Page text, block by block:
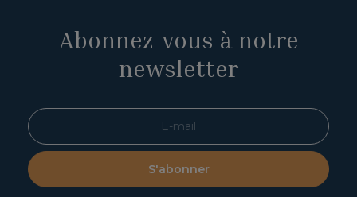
Abonnez-vous à notre
newsletter
S'abonner